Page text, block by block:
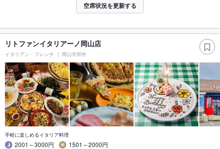
空席状況を更新する
リトファンイタリアーノ岡山店
イタリアン・フレンチ 岡山市郊外
手軽に楽しめるイタリア料理
2001～3000円
1501～2000円